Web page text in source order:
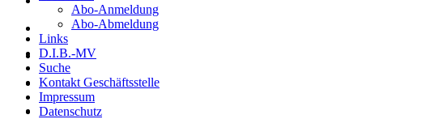
Abo-Anmeldung
Abo-Abmeldung
Links
D.I.B.-MV
Suche
Kontakt Geschäftsstelle
Impressum
Datenschutz